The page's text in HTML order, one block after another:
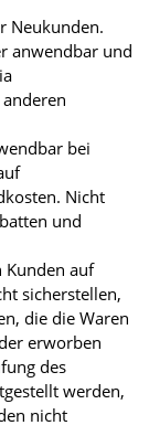
Neukunden.
anwendbar und
bei
Nicht
und
Kunden auf
sicherstellen,
die die Waren
erworben
des
werden,
nicht